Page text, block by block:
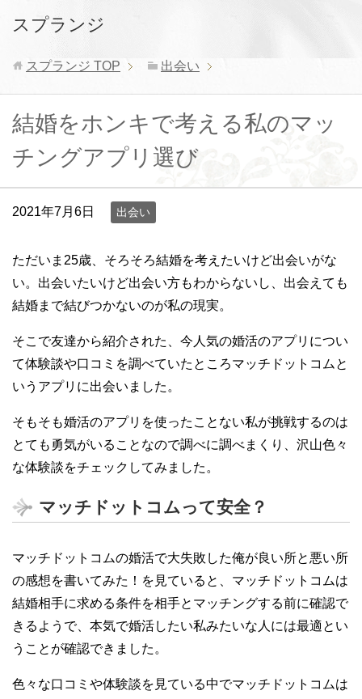
スプランジ
スプランジ TOP 出会い
結婚をホンキで考える私のマッ
チングアプリ選び
2021年7月6日 出会い
ただいま25歳、そろそろ結婚を考えたいけど出会いがな
い。出会いたいけど出会い方もわからないし、出会えても
結婚まで結びつかないのが私の現実。
そこで友達から紹介された、今人気の婚活のアプリについ
て体験談や口コミを調べていたところマッチドットコムと
いうアプリに出会いました。
そもそも婚活のアプリを使ったことない私が挑戦するのは
とても勇気がいることなので調べに調べまくり、沢山色々
な体験談をチェックしてみました。
マッチドットコムって安全？
マッチドットコムの婚活で大失敗した俺が良い所と悪い所
の感想を書いてみた！を見ていると、マッチドットコムは
結婚相手に求める条件を相手とマッチングする前に確認で
きるようで、本気で婚活したい私みたいな人には最適とい
うことが確認できました。
色々な口コミや体験談を見ている中でマッチドットコムは